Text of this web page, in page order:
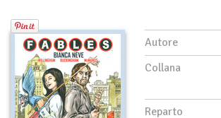
Autore
Collana
Reparto